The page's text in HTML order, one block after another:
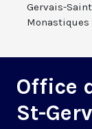
Gervais-
Monastiques
Office
St-